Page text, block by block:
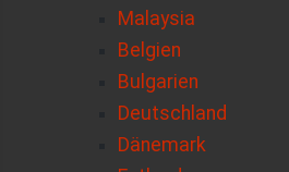
Malaysia
Belgien
Bulgarien
Deutschland
Dänemark